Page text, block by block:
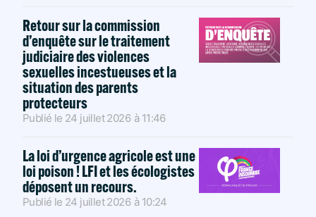
Retour sur la commission
d’enquête sur le traitement
judiciaire des violences
sexuelles incestueuses et la
situation des parents
protecteurs
Publié le 24 juillet 2026 à 11:46
La loi d’urgence agricole est une
loi poison ! LFI et les écologistes
déposent un recours.
Publié le 24 juillet 2026 à 10:24